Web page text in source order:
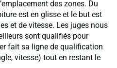
des zones. Du
est en glisse et le but est
et de vitesse. Les juges nous
sont qualifiés pour
fait sa ligne de qualification
vitesse) tout en restant le